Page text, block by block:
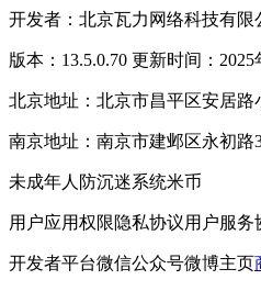
开发者：北京瓦力网络科技有限
版本：13.5.0.70 更新时间：2025
北京地址：北京市昌平区安居路
南京地址：南京市建邺区永初路
未成年人防沉迷系统米币
用户应用权限隐私协议用户服务
开发者平台微信公众号微博主页